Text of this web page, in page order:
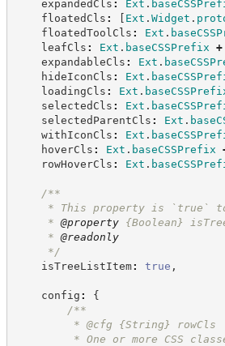
expandedCls : Ext .
floatedCls : [ Ext . Widget .
floatedToolCls : Ext .
leafCls : Ext . baseCSSPrefix +
expandableCls : Ext .
hideIconCls : Ext .
loadingCls : Ext .
selectedCls : Ext .
selectedParentCls : Ext .
withIconCls : Ext .
hoverCls : Ext . baseCSSPrefix
rowHoverCls : Ext .
/**
* This property is `true` to
* @property {Boolean}
* @readonly
*/
isTreeListItem: true ,
config :
{
/**
* @cfg {String}
rowCls
* One or more CSS classes